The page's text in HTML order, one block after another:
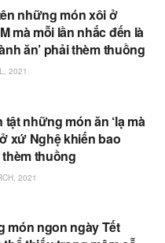
những món xôi ở
mà mỗi lần nhắc đến là
ăn’ phải thèm thuồng
2021
tật những món ăn ‘lạ mà
xứ Nghệ khiến bao
thuồng
2021
món ngon ngày Tết